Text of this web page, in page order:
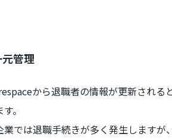
管理
から退職者の情報が更新され
。
では退職手続きが多く発生します